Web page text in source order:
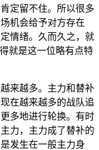
定留不住。所以很多
机会给予对方存在
情绪。久而久之，就
就是这一位略有点特
来越多。主力和替补
在越来越多的战队追
多地进行轮换。有时
力，主力成了替补的
发生在一般主力身